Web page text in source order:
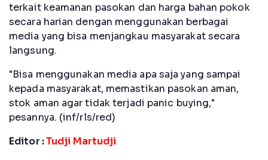
terkait keamanan pasokan dan harga bahan pokok
secara harian dengan menggunakan berbagai
media yang bisa menjangkau masyarakat secara
langsung.
"Bisa menggunakan media apa saja yang sampai
kepada masyarakat, memastikan pasokan aman,
stok aman agar tidak terjadi panic buying,"
pesannya. (inf/rls/red)
Editor :Tudji Martudji